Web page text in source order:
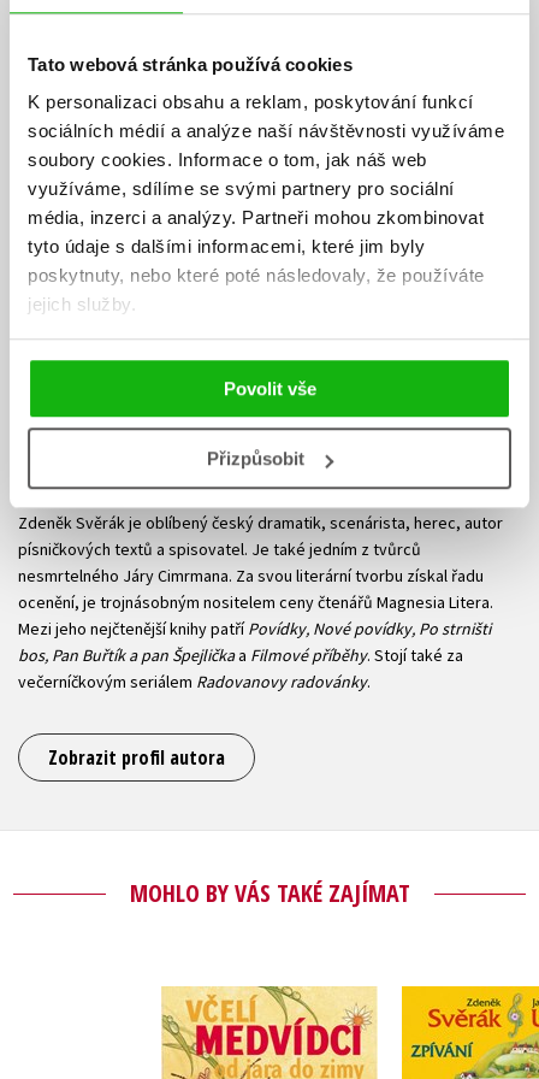
Tato webová stránka používá cookies
K personalizaci obsahu a reklam, poskytování funkcí
sociálních médií a analýze naší návštěvnosti využíváme
soubory cookies. Informace o tom, jak náš web
využíváme, sdílíme se svými partnery pro sociální
média, inzerci a analýzy. Partneři mohou zkombinovat
tyto údaje s dalšími informacemi, které jim byly
poskytnuty, nebo které poté následovaly, že používáte
jejich služby.
Povolit vše
Přizpůsobit
Zdeněk Svěrák je oblíbený český dramatik, scenárista, herec, autor
písničkových textů a spisovatel. Je také jedním z tvůrců
nesmrtelného Járy Cimrmana. Za svou literární tvorbu získal řadu
ocenění, je trojnásobným nositelem ceny čtenářů Magnesia Litera.
Mezi jeho nejčtenější knihy patříPovídky, Nové povídky, Po strništi
bos, Pan Buřtík a pan Špejličkaa Filmové příběhy. Stojí také za
večerníčkovým seriálem Radovanovy radovánky.
Zobrazit profil autora
MOHLO BY VÁS TAKÉ ZAJÍMAT
Včelí medvídci od
jara do zimy
Z. Svěrák
ZPÍVÁNÍ s